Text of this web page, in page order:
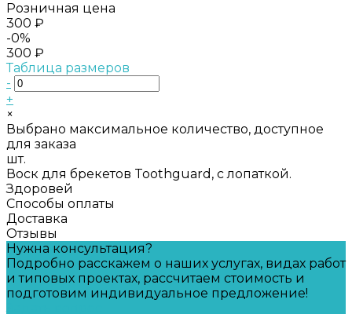
Розничная цена
300 ₽
-0%
300 ₽
Таблица размеров
-
+
×
Выбрано максимальное количество, доступное
для заказа
шт.
Воск для брекетов Toothguard, с лопаткой.
Здоровей
Способы оплаты
Доставка
Отзывы
Нужна консультация?
Подробно расскажем о наших услугах, видах работ
и типовых проектах, рассчитаем стоимость и
подготовим индивидуальное предложение!